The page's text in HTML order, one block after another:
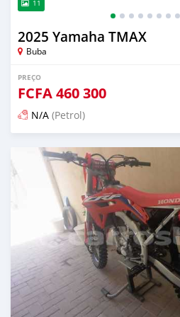
11
2025 Yamaha TMAX
Buba
PREÇO
FCFA460 300
N/A (Petrol)
Publicado aproximadamente 1 mês atrás